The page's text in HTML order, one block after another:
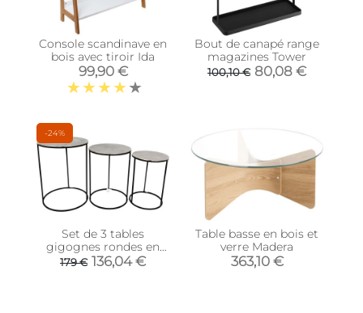
Console scandinave en
bois avec tiroir Ida
99,90 €
Bout de canapé range
magazines Tower
100,10 € 80,08 €
-24%
Set de 3 tables
gigognes rondes en
métal plateau
aluminium
179 € 136,04 €
Table basse en bois et
verre Madera
363,10 €